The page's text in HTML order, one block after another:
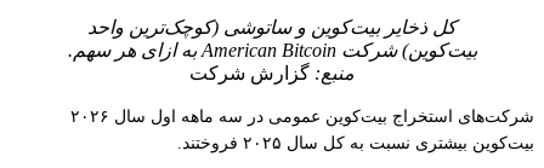
کل ذخایر بیت‌کوین و ساتوشی (کوچک‌ترین واحد
بیت‌کوین) شرکت American Bitcoin به ازای هر سهم.
منبع: گزارش شرکت
شرکت‌های استخراج بیت‌کوین عمومی در سه ماهه اول سال ۲۰۲۶
بیت‌کوین بیشتری نسبت به کل سال ۲۰۲۵ فروختند.